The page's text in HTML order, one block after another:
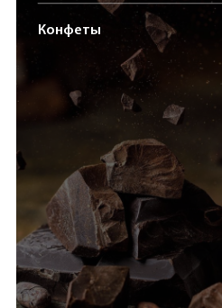
Конфеты